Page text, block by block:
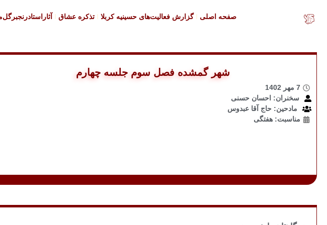
صفحه اصلی گزارش فعالیت‌های حسینیه کربلا تذکره عشاق
شهر گمشده فصل سوم جلسه چهارم
7 مهر 1402
سخنران: احسان حسنی
مادحین: حاج آقا عبدوس
مناسبت: هفتگی